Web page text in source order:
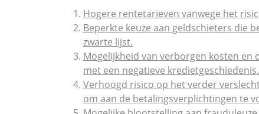
Hogere rentetarieven vanwege het
Beperkte keuze aan geldschieters die
zwarte lijst.
Mogelijkheid van verborgen kosten
met een negatieve kredietgeschiedenis.
Verhoogd risico op het verder
om aan de betalingsverplichtingen te